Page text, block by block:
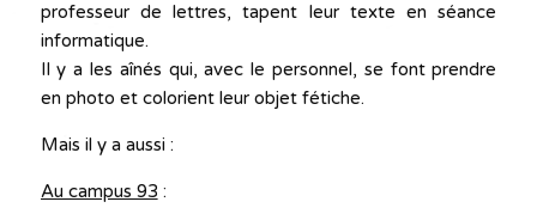
professeur de lettres, tapent leur texte en séance
informatique.
Il y a les aînés qui, avec le personnel, se font prendre
en photo et colorient leur objet fétiche.
Mais il y a aussi :
Au campus 93 :